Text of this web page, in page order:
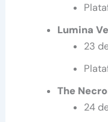
Lumina
23
The
24